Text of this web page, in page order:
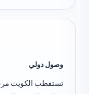
وصول دولي
تستقطب الكويت مرشحين من